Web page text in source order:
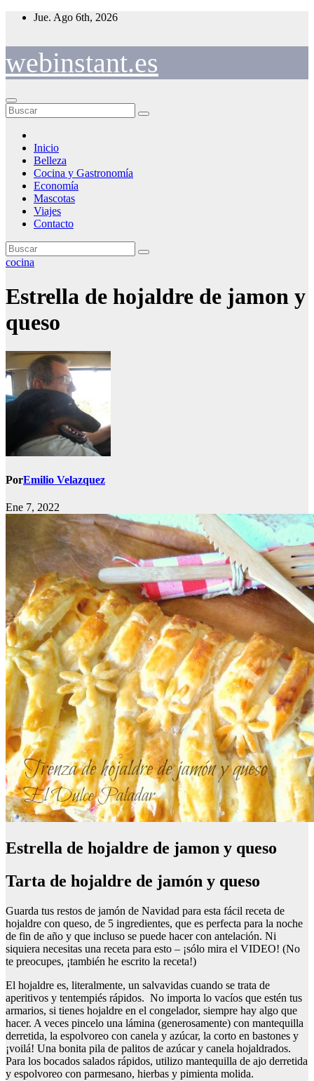
Saltar
Jue. Ago 6th, 2026
webinstant.es
Inicio
Belleza
Cocina y Gastronomía
Economía
Mascotas
Viajes
Contacto
cocina
Estrella de hojaldre de jamon y
queso
PorEmilio Velazquez
Ene 7, 2022
Estrella de hojaldre de jamon y queso
Tarta de hojaldre de jamón y queso
Guarda tus restos de jamón de Navidad para esta fácil receta de
hojaldre con queso, de 5 ingredientes, que es perfecta para la noche
de fin de año y que incluso se puede hacer con antelación. Ni
siquiera necesitas una receta para esto – ¡sólo mira el VIDEO! (No
te preocupes, ¡también he escrito la receta!)
El hojaldre es, literalmente, un salvavidas cuando se trata de
aperitivos y tentempiés rápidos. No importa lo vacíos que estén tus
armarios, si tienes hojaldre en el congelador, siempre hay algo que
hacer. A veces pincelo una lámina (generosamente) con mantequilla
derretida, la espolvoreo con canela y azúcar, la corto en bastones y
¡voilá! Una bonita pila de palitos de azúcar y canela hojaldrados.
Para los bocados salados rápidos, utilizo mantequilla de ajo derretida
y espolvoreo con parmesano, hierbas y pimienta molida.